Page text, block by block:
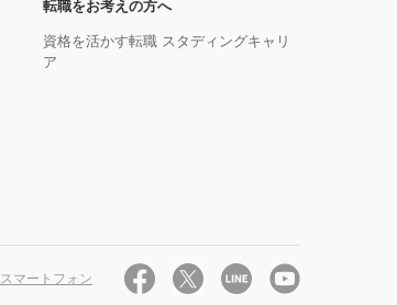
転職をお考えの方へ
資格を活かす転職 スタディングキャリ
ア
スマートフォン